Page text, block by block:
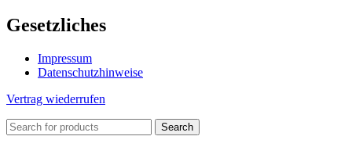
Gesetzliches
Impressum
Datenschutzhinweise
Vertrag wiederrufen
Search